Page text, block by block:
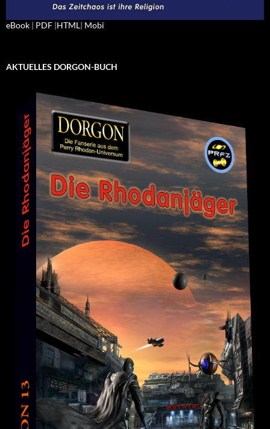
eBook | PDF |HTML| Mobi
AKTUELLES DORGON-BUCH